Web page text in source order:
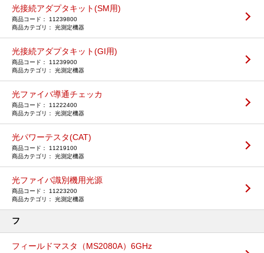
光接続アダプタキット(SM用)
11239800
光測定機器
光接続アダプタキット(GI用)
11239900
光測定機器
光ファイバ導通チェッカ
11222400
光測定機器
光パワーテスタ(CAT)
11219100
光測定機器
光ファイバ識別機用光源
11223200
光測定機器
フ
フィールドマスタ（MS2080A）6GHz